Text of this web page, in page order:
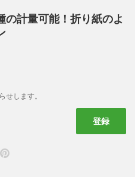
計量可能！折り紙のよ
します。
登録